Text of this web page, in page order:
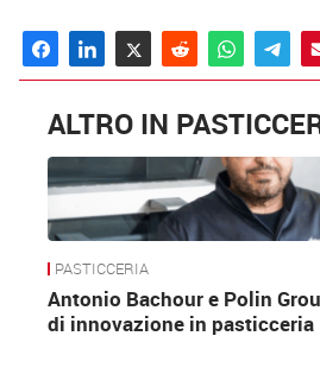
ALTRO IN
PASTICCERIA
Antonio Bachour e Polin
di innovazione in pasticceria